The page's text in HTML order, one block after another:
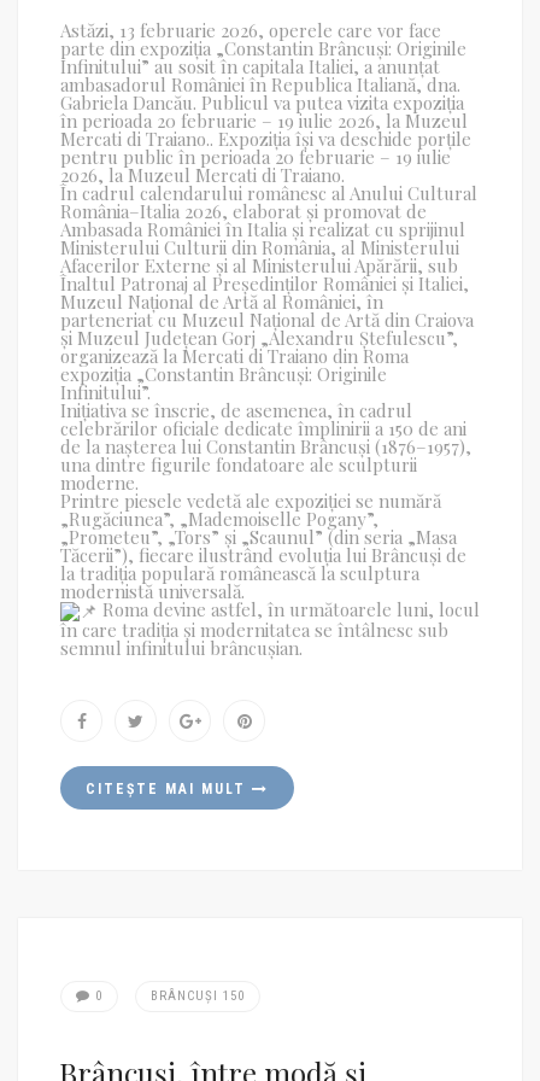
Astăzi, 13 februarie 2026, operele care vor face
parte din expoziția „Constantin Brâncuși: Originile
Infinitului” au sosit în capitala Italiei, a anunțat
ambasadorul României în Republica Italiană, dna.
Gabriela Dancău. Publicul va putea vizita expoziția
în perioada 20 februarie – 19 iulie 2026, la Muzeul
Mercati di Traiano.. Expoziția își va deschide porțile
pentru public în perioada 20 februarie – 19 iulie
2026, la Muzeul Mercati di Traiano.
În cadrul calendarului românesc al Anului Cultural
România–Italia 2026, elaborat și promovat de
Ambasada României în Italia și realizat cu sprijinul
Ministerului Culturii din România, al Ministerului
Afacerilor Externe și al Ministerului Apărării, sub
Înaltul Patronaj al Președinților României și Italiei,
Muzeul Național de Artă al României, în
parteneriat cu Muzeul Național de Artă din Craiova
și Muzeul Județean Gorj „Alexandru Ștefulescu”,
organizează la Mercati di Traiano din Roma
expoziția „Constantin Brâncuși: Originile
Infinitului”.
Inițiativa se înscrie, de asemenea, în cadrul
celebrărilor oficiale dedicate împlinirii a 150 de ani
de la nașterea lui Constantin Brâncuși (1876–1957),
una dintre figurile fondatoare ale sculpturii
moderne.
Printre piesele vedetă ale expoziției se numără
„Rugăciunea”, „Mademoiselle Pogany”,
„Prometeu”, „Tors” și „Scaunul” (din seria „Masa
Tăcerii”), fiecare ilustrând evoluția lui Brâncuși de
la tradiția populară românească la sculptura
modernistă universală.
Roma devine astfel, în următoarele luni, locul
în care tradiția și modernitatea se întâlnesc sub
semnul infinitului brâncușian.
CITEȘTE MAI MULT
0 BRÂNCUȘI 150
Brâncuși, între modă și